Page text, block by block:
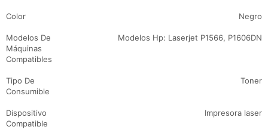
Color Negro
Modelos De
Máquinas
Compatibles
Modelos Hp: Laserjet P1566, P1606DN
Tipo De
Consumible
Toner
Dispositivo
Compatible
Impresora laser